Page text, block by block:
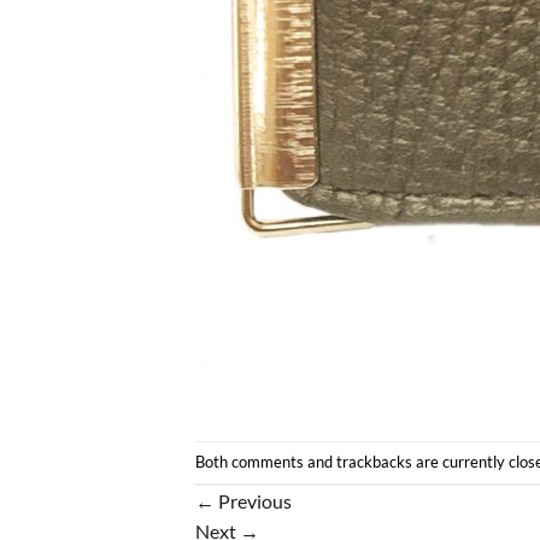
Both comments and trackbacks are currently
← Previous
Next →